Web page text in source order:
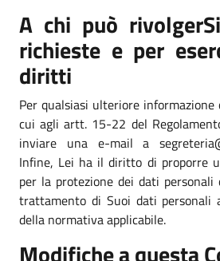
A chi può
richieste e per
diritti
Per qualsiasi ulteriore
cui agli artt. 15-22 del
inviare una e-mail a
Infine, Lei ha il diritto di proporre
per la protezione dei dati
trattamento di Suoi dati personali
della normativa applicabile.
Modifiche a questa